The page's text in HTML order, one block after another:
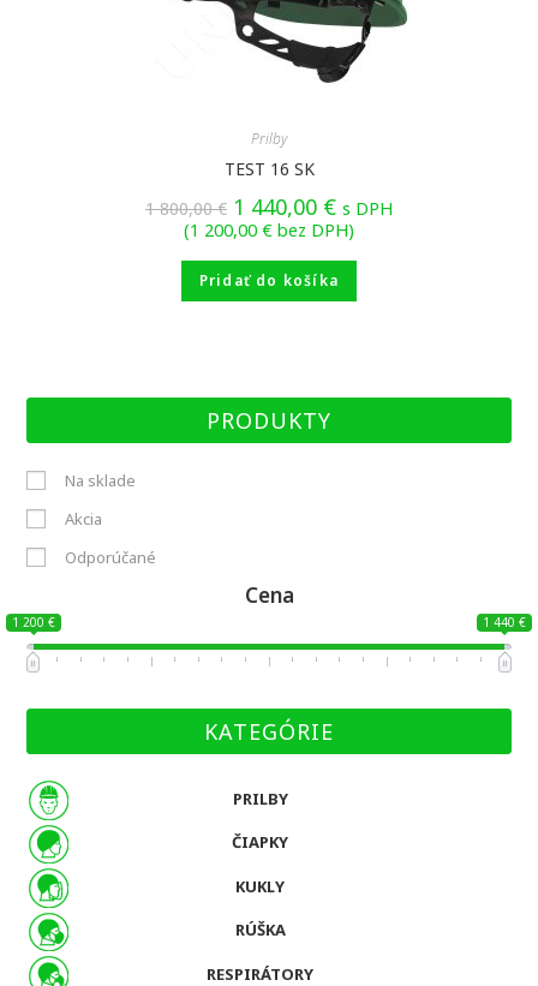
Prilby
TEST 16 SK
1 800,00€ 1 440,00 € s DPH
(1 200,00 € bez DPH)
Pridať do košíka
PRODUKTY
Cena
Na sklade
Akcia
Odporúčané
1 200 € 1 440 €
KATEGÓRIE
PRILBY
ČIAPKY
KUKLY
RÚŠKA
RESPIRÁTORY